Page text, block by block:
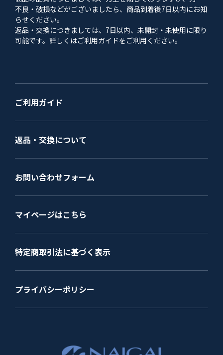
不良・破損などがございましたら、商品到着後7日以内にお知
らせください。
返品・交換につきましては、7日以内、未開封・未使用に限り
可能です。詳しくはご利用ガイドをご利用ください。
ご利用ガイド
返品・交換について
お問い合わせフォーム
マイページはこちら
特定商取引法に基づく表示
プライバシーポリシー